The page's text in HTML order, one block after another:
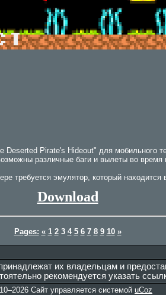
Deserted Pirate's Hideout" для мобильного
различные баги и вылеты во время
требуется эмулятор, который находится
Download
Pages: « 1 23 4 5 6 7 8 9 10 »
их владельцам и
рекомендуется указать
Сайт управляется системой uCoz